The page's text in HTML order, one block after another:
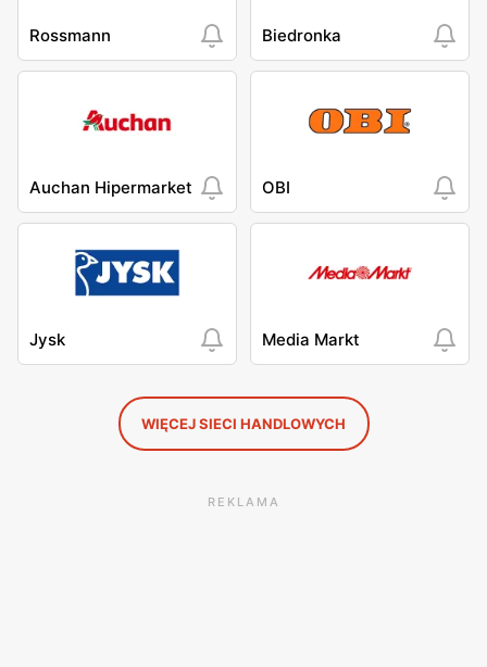
Rossmann Biedronka
Auchan Hipermarket OBI
Jysk Media Markt
WIĘCEJ SIECI HANDLOWYCH
REKLAMA